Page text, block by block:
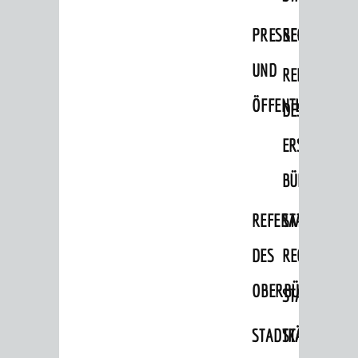
PRESSE-
UND REFERAT
DES
ERSTEN
REFERAT
DES
STABSSTELLE
RECHT
STADTKÄMMEREI
Vermiete doch an deine Stadt